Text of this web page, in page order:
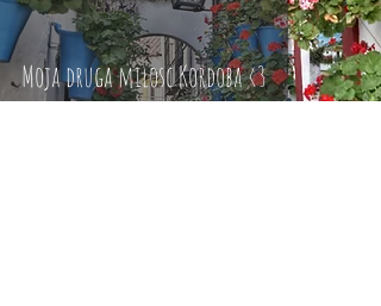
Moja druga milosc Kordoba <3